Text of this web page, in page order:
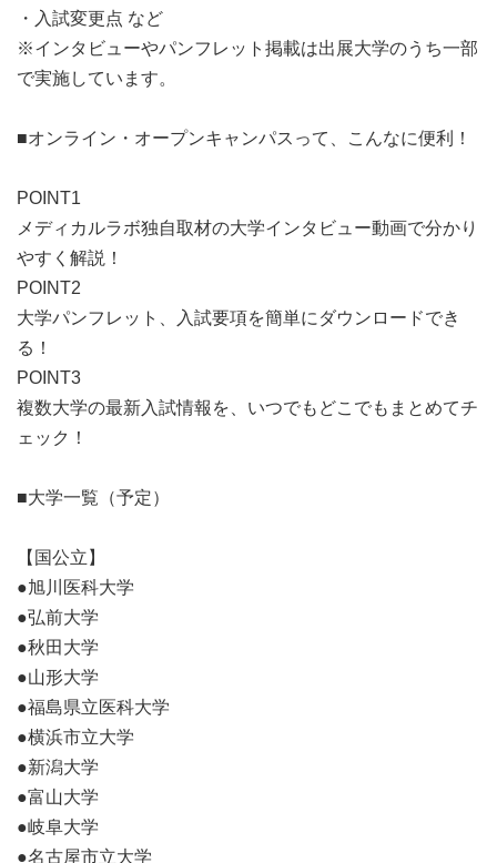
・入試変更点 など
※インタビューやパンフレット掲載は出展大学のうち一部
で実施しています。
■オンライン・オープンキャンパスって、こんなに便利！
POINT1
メディカルラボ独自取材の大学インタビュー動画で分かり
やすく解説！
POINT2
大学パンフレット、入試要項を簡単にダウンロードでき
る！
POINT3
複数大学の最新入試情報を、いつでもどこでもまとめてチ
ェック！
■大学一覧（予定）
【国公立】
●旭川医科大学
●弘前大学
●秋田大学
●山形大学
●福島県立医科大学
●横浜市立大学
●新潟大学
●富山大学
●岐阜大学
●名古屋市立大学